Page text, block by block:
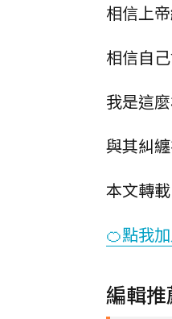
相信上
相信自
我是這
與其糾
本文轉
🍊點我
編輯推